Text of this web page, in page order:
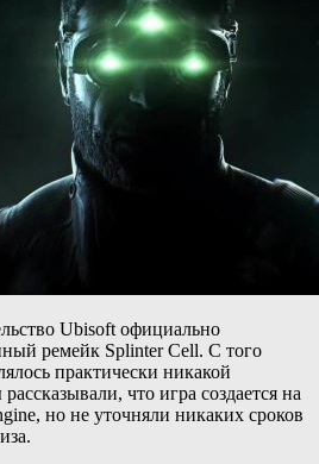
Ubisoft официально
ремейк Splinter Cell. С того
практически никакой
что игра создается на
но не уточняли никаких сроков